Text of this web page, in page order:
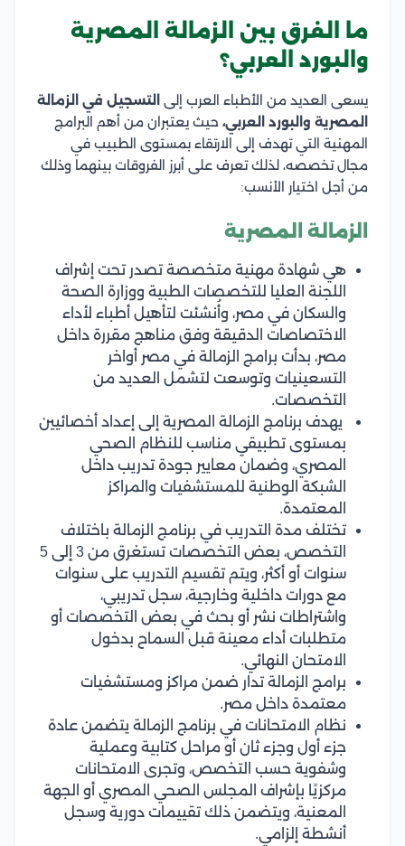
ما الفرق بين الزمالة المصرية
والبورد العربي؟
يسعى العديد من الأطباء العرب إلى التسجيل في الزمالة
المصرية والبورد العربي، حيث يعتبران من أهم البرامج
المهنية التي تهدف إلى الارتقاء بمستوى الطبيب في
مجال تخصصه، لذلك تعرف على أبرز الفروقات بينهما وذلك
من أجل اختيار الأنسب:
الزمالة المصرية
هي شهادة مهنية متخصصة تصدر تحت إشراف
اللجنة العليا للتخصصات الطبية ووزارة الصحة
والسكان في مصر، وأُنشئت لتأهيل أطباء لأداء
الاختصاصات الدقيقة وفق مناهج مقررة داخل
مصر، بدأت برامج الزمالة في مصر أواخر
التسعينيات وتوسعت لتشمل العديد من
التخصصات.
يهدف برنامج الزمالة المصرية إلى إعداد أخصائيين
بمستوى تطبيقي مناسب للنظام الصحي
المصري، وضمان معايير جودة تدريب داخل
الشبكة الوطنية للمستشفيات والمراكز
المعتمدة.
تختلف مدة التدريب في برنامج الزمالة باختلاف
التخصص، بعض التخصصات تستغرق من 3 إلى 5
سنوات أو أكثر، ويتم تقسيم التدريب على سنوات
مع دورات داخلية وخارجية، سجل تدريبي،
واشتراطات نشر أو بحث في بعض التخصصات أو
متطلبات أداء معينة قبل السماح بدخول
الامتحان النهائي.
برامج الزمالة تدار ضمن مراكز ومستشفيات
معتمدة داخل مصر.
نظام الامتحانات في برنامج الزمالة يتضمن عادة
جزء أول وجزء ثان أو مراحل كتابية وعملية
وشفوية حسب التخصص، وتجرى الامتحانات
مركزيًا بإشراف المجلس الصحي المصري أو الجهة
المعنية، ويتضمن ذلك تقييمات دورية وسجل
أنشطة إلزامي.